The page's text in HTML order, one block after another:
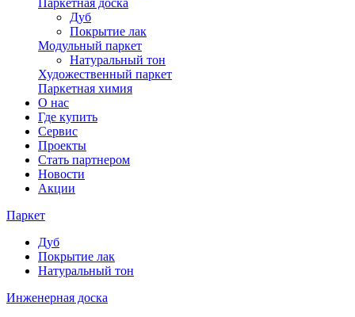
Паркетная доска
Дуб
Покрытие лак
Модульный паркет
Натуральный тон
Художественный паркет
Паркетная химия
О нас
Где купить
Сервис
Проекты
Стать партнером
Новости
Акции
Паркет
Дуб
Покрытие лак
Натуральный тон
Инженерная доска